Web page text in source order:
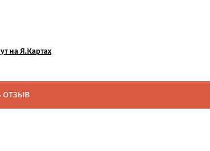
на Я.Картах
отзыв